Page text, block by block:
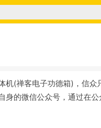
(禅客电子功德箱)，信
的微信公众号，通过在